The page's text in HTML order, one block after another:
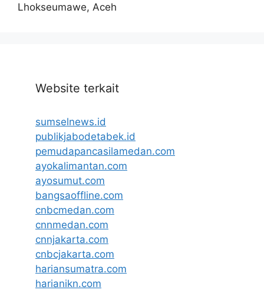
Lhokseumawe, Aceh
Website terkait
sumselnews.id
publikjabodetabek.id
pemudapancasilamedan.com
ayokalimantan.com
ayosumut.com
bangsaoffline.com
cnbcmedan.com
cnnmedan.com
cnnjakarta.com
cnbcjakarta.com
hariansumatra.com
harianikn.com